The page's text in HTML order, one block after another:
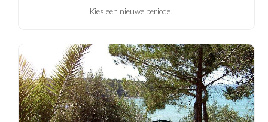
Kies een nieuwe periode!